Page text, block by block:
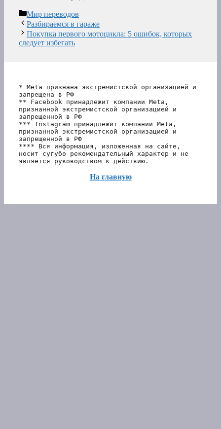
Рубрики
Мир переводов
Разбираемся в гараже
Покупка первого мотоцикла: 5 ошибок, которых
следует избегать
* Meta признана экстремистской организацией и
запрещена в РФ
** Facebook принадлежит компании Meta,
признанной экстремистской организацией и
запрещенной в РФ
*** Instagram принадлежит компании Meta,
признанной экстремистской организацией и
запрещенной в РФ
**** Вся информация, изложенная на сайте,
носит сугубо рекомендательный характер и не
является руководством к действию.
На главную